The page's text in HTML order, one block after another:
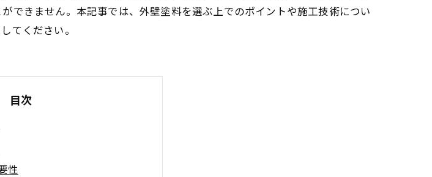
できません。本記事では、外壁塗料を選ぶ上でのポイントや施工技術につい
てください。
目次
性